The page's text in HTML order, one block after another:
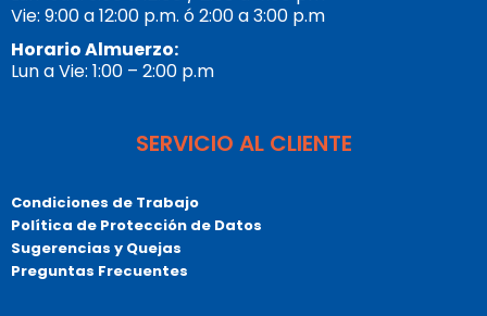
Vie: 9:00 a 12:00 p.m. ó 2:00 a 3:00 p.m
Horario Almuerzo:
Lun a Vie: 1:00 – 2:00 p.m
SERVICIO AL CLIENTE
Condiciones de Trabajo
Política de Protección de Datos
Sugerencias y Quejas
Preguntas Frecuentes